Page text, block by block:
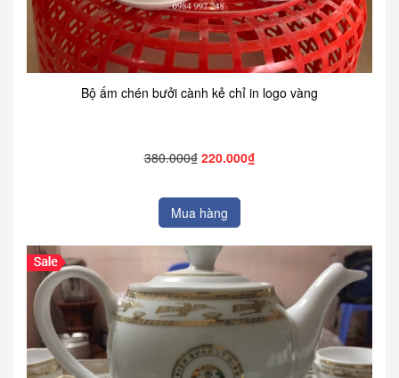
Bộ ấm chén bưởi cành kẻ chỉ in logo vàng
380.000₫ 220.000₫
Mua hàng